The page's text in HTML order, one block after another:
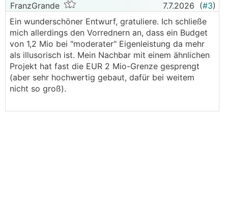
FranzGrande 7.7.2026 (#3)
Ein wunderschöner Entwurf, gratuliere. Ich schließe
mich allerdings den Vorrednern an, dass ein Budget
von 1,2 Mio bei "moderater" Eigenleistung da mehr
als illusorisch ist. Mein Nachbar mit einem ähnlichen
Projekt hat fast die EUR 2 Mio-Grenze gesprengt
(aber sehr hochwertig gebaut, dafür bei weitem
nicht so groß).